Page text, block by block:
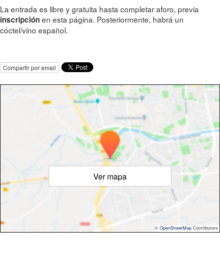
La entrada es libre y gratuita hasta completar aforo, previa
inscripciónen esta página. Posteriormente, habrá un
cóctel/vino español.
Compartir por email
Ver mapa
© OpenStreetMap Contributors